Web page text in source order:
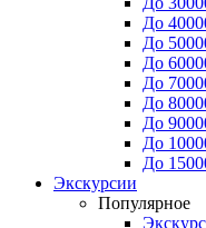
До
До
До
До
До
До
До
До
Экскурсии
Популярное